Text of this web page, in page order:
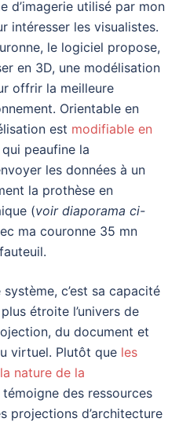
d’imagerie utilisé par mon
intéresser les visualistes.
le logiciel propose,
en 3D, une modélisation
offrir la meilleure
Orientable en
est modifiable en
qui peaufine la
les données à un
la prothèse en
(voir diaporama ci-
ma couronne 35 mn
c’est sa capacité
étroite l’univers de
du document et
virtuel. Plutôt que les
nature de la
des ressources
projections d’architecture